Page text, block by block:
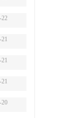
22
21
21
21
20